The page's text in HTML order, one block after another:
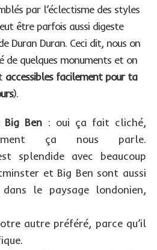
par l’éclectisme des styles
être parfois aussi digeste
Duran Duran. Ceci dit, nous on
de quelques monuments et on
accessibles facilement pour ta
).
Big Ben : oui ça fait cliché,
ça nous parle.
splendide avec beaucoup
et Big Ben sont aussi
le paysage londonien,
autre préféré, parce qu’il